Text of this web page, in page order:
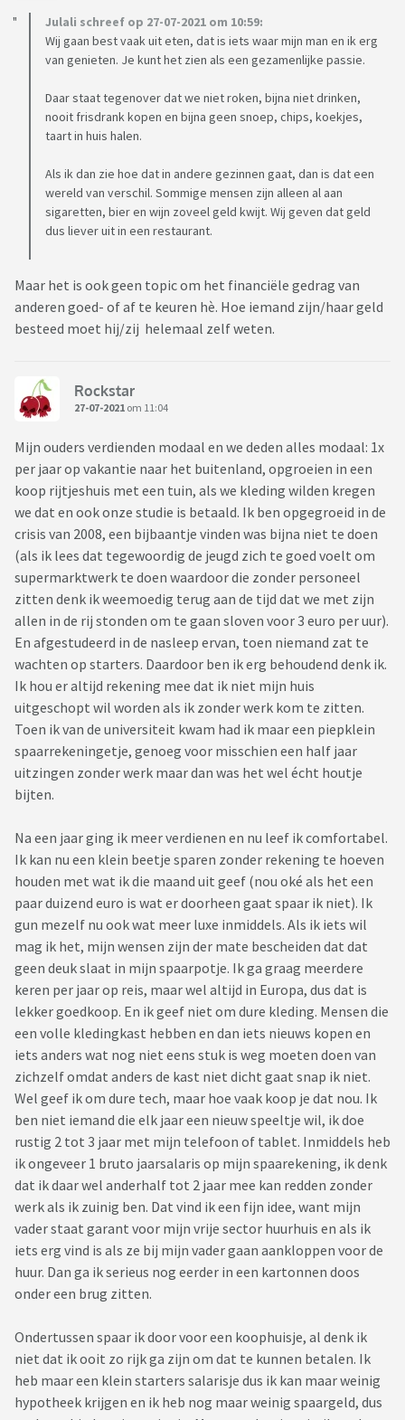
Julali schreef op 27-07-2021 om 10:59:
Wij gaan best vaak uit eten, dat is iets waar mijn man en ik erg
van genieten. Je kunt het zien als een gezamenlijke passie.
Daar staat tegenover dat we niet roken, bijna niet drinken,
nooit frisdrank kopen en bijna geen snoep, chips, koekjes,
taart in huis halen.
Als ik dan zie hoe dat in andere gezinnen gaat, dan is dat een
wereld van verschil. Sommige mensen zijn alleen al aan
sigaretten, bier en wijn zoveel geld kwijt. Wij geven dat geld
dus liever uit in een restaurant.
Maar het is ook geen topic om het financiële gedrag van
anderen goed- of af te keuren hè. Hoe iemand zijn/haar geld
besteed moet hij/zij helemaal zelf weten.
Rockstar
27-07-2021 om 11:04
Mijn ouders verdienden modaal en we deden alles modaal: 1x
per jaar op vakantie naar het buitenland, opgroeien in een
koop rijtjeshuis met een tuin, als we kleding wilden kregen
we dat en ook onze studie is betaald. Ik ben opgegroeid in de
crisis van 2008, een bijbaantje vinden was bijna niet te doen
(als ik lees dat tegewoordig de jeugd zich te goed voelt om
supermarktwerk te doen waardoor die zonder personeel
zitten denk ik weemoedig terug aan de tijd dat we met zijn
allen in de rij stonden om te gaan sloven voor 3 euro per uur).
En afgestudeerd in de nasleep ervan, toen niemand zat te
wachten op starters. Daardoor ben ik erg behoudend denk ik.
Ik hou er altijd rekening mee dat ik niet mijn huis
uitgeschopt wil worden als ik zonder werk kom te zitten.
Toen ik van de universiteit kwam had ik maar een piepklein
spaarrekeningetje, genoeg voor misschien een half jaar
uitzingen zonder werk maar dan was het wel écht houtje
bijten.
Na een jaar ging ik meer verdienen en nu leef ik comfortabel.
Ik kan nu een klein beetje sparen zonder rekening te hoeven
houden met wat ik die maand uit geef (nou oké als het een
paar duizend euro is wat er doorheen gaat spaar ik niet). Ik
gun mezelf nu ook wat meer luxe inmiddels. Als ik iets wil
mag ik het, mijn wensen zijn der mate bescheiden dat dat
geen deuk slaat in mijn spaarpotje. Ik ga graag meerdere
keren per jaar op reis, maar wel altijd in Europa, dus dat is
lekker goedkoop. En ik geef niet om dure kleding. Mensen die
een volle kledingkast hebben en dan iets nieuws kopen en
iets anders wat nog niet eens stuk is weg moeten doen van
zichzelf omdat anders de kast niet dicht gaat snap ik niet.
Wel geef ik om dure tech, maar hoe vaak koop je dat nou. Ik
ben niet iemand die elk jaar een nieuw speeltje wil, ik doe
rustig 2 tot 3 jaar met mijn telefoon of tablet. Inmiddels heb
ik ongeveer 1 bruto jaarsalaris op mijn spaarekening, ik denk
dat ik daar wel anderhalf tot 2 jaar mee kan redden zonder
werk als ik zuinig ben. Dat vind ik een fijn idee, want mijn
vader staat garant voor mijn vrije sector huurhuis en als ik
iets erg vind is als ze bij mijn vader gaan aankloppen voor de
huur. Dan ga ik serieus nog eerder in een kartonnen doos
onder een brug zitten.
Ondertussen spaar ik door voor een koophuisje, al denk ik
niet dat ik ooit zo rijk ga zijn om dat te kunnen betalen. Ik
heb maar een klein starters salarisje dus ik kan maar weinig
hypotheek krijgen en ik heb nog maar weinig spaargeld, dus